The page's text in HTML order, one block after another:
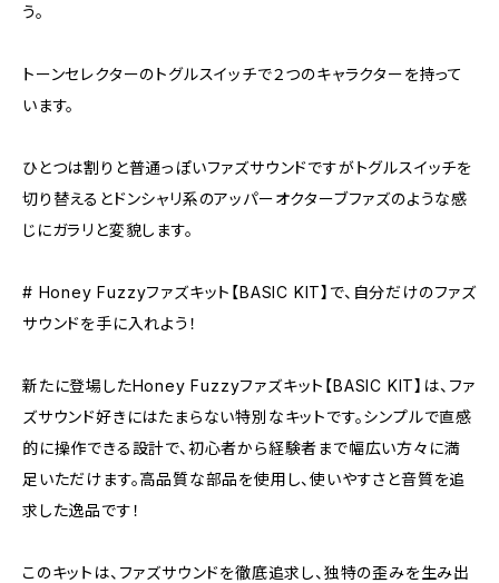
う。
トーンセレクターのトグルスイッチで２つのキャラクターを持って
います。
ひとつは割りと普通っぽいファズサウンドですがトグルスイッチを
切り替えるとドンシャリ系のアッパーオクターブファズのような感
じにガラリと変貌します。
# Honey Fuzzyファズキット【BASIC KIT】で、自分だけのファズ
サウンドを手に入れよう！
新たに登場したHoney Fuzzyファズキット【BASIC KIT】は、ファ
ズサウンド好きにはたまらない特別なキットです。シンプルで直感
的に操作できる設計で、初心者から経験者まで幅広い方々に満
足いただけます。高品質な部品を使用し、使いやすさと音質を追
求した逸品です！
このキットは、ファズサウンドを徹底追求し、独特の歪みを生み出